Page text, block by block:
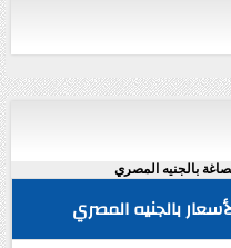
بالجنيه المصري
بالجنيه المصري